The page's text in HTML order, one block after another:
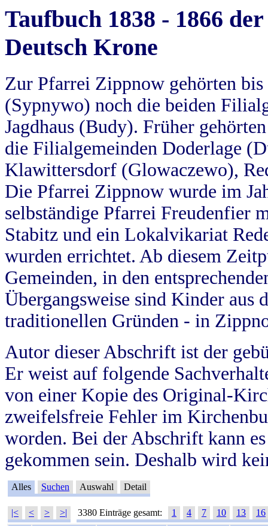
Taufbuch 1838 - 1866
Deutsch Krone
Zur Pfarrei Zippnow gehörten
(Sypnywo) noch die beiden
Jagdhaus (Budy). Früher
die Filialgemeinden Doderlage
Klawittersdorf (Glowaczewo),
Die Pfarrei Zippnow wurde im
selbständige Pfarrei Freudenfier
Stabitz und ein Lokalvikariat
wurden errichtet. Ab diesem
Gemeinden, in den
Übergangsweise sind Kinder aus
traditionellen Gründen - in
Autor dieser Abschrift ist der
Er weist auf folgende
von einer Kopie des Original-
zweifelsfreie Fehler im
worden. Bei der Abschrift kann
gekommen sein. Deshalb wird
Alles Suchen Auswahl Detail
|< < > >| 3380 Einträge gesamt: 1 4 7 10 13
16